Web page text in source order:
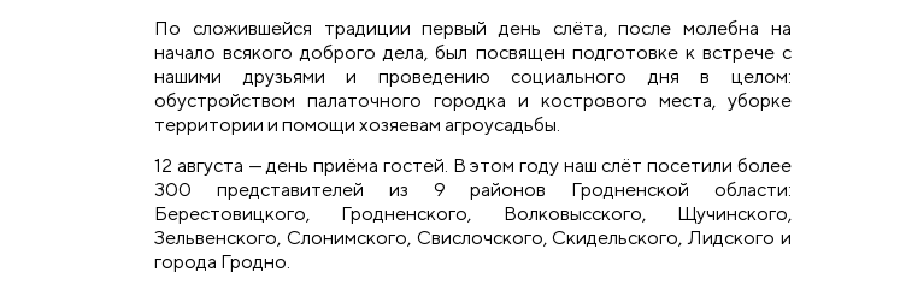
По сложившейся традиции первый день слёта, после молебна на
начало всякого доброго дела, был посвящен подготовке к встрече с
нашими друзьями и проведению социального дня в целом:
обустройством палаточного городка и кострового места, уборке
территории и помощи хозяевам агроусадьбы.
12 августа — день приёма гостей. В этом году наш слёт посетили более
300 представителей из 9 районов Гродненской области:
Берестовицкого, Гродненского, Волковысского, Щучинского,
Зельвенского, Слонимского, Свислочского, Скидельского, Лидского и
города Гродно.